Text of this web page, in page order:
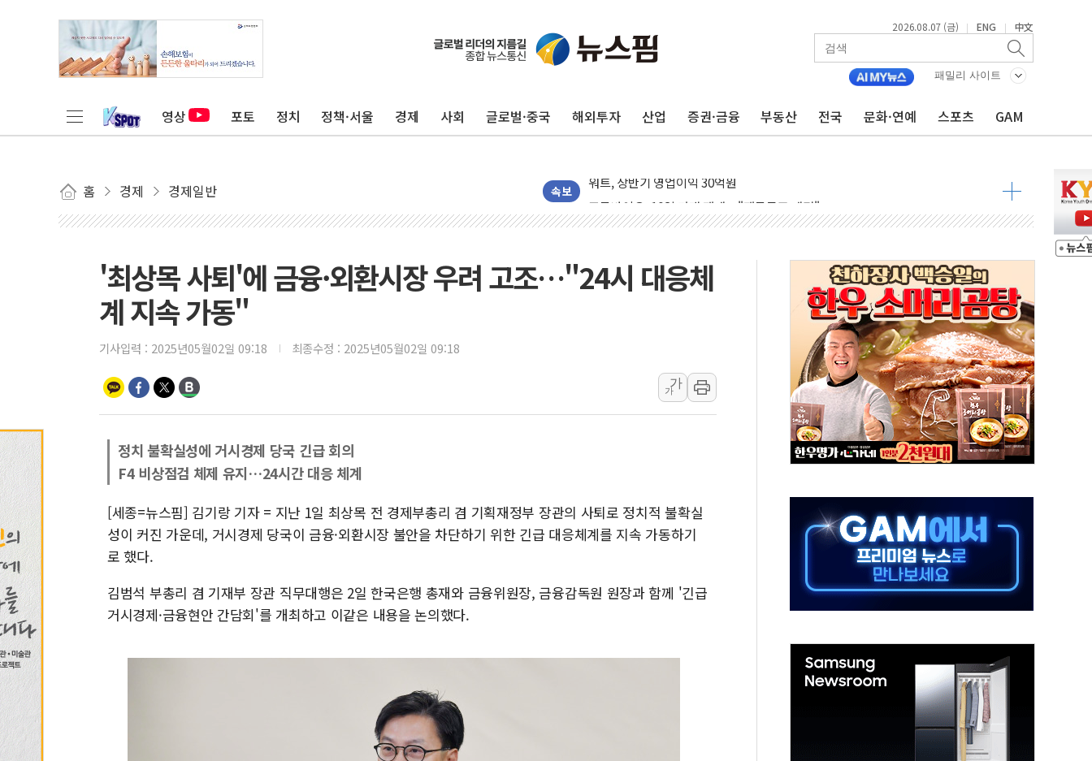
2026.08.07 (금) | ENG | 中文
패밀리 사이트
영상 포토 정치 정책·서울 경제 사회 글로벌·중국 해외투자 산업 증권·금융 부동산 전국 문화·연예 스포츠 GAM
홈 경제 경제일반 속보
40.2도 찍은 서울 등 폭염중대경보 해제…누적 온열질환자 2872명
"文정부 악몽 재현 안돼"...李 부동산 세제안에 與 내부서 '총선·대선 직격탄' 우려
李대통령, 호우 피해 경북 안동·의성 특별재난지역 선포
'변기 수리' 집주인에게 흉기 휘두른 30대 세입자…경찰, 현행범 체포
프롬바이오, 10일 거래 재개…"재무구조 개편"
NH농협생명, 농작업 중 온열질환 보장…폭염기 신속 보상 강화
랩지노믹스 "디엑솜과 美 암 진단 분야 독점 라이선스 계약"
보로노이, 폐암 치료제 'VRN11' 캐나다 IND 신청
푸본현대생명, 육군 3군단과 군 장병 금융교육·전역 지원 협약
교보생명, '교보K-맞춤건강보험' 6개월 배타적사용권 획득
벼랑 끝 선 '동전주' 무더기 상폐 위기…관리종목 우려 지정예고 총 63개
1순위보다 낮은 특별공급 경쟁률… 실수요자 관심
컴투스 '제우스: 오만의 신' 26일 출시, 유저의 캐릭터가 AI로 플레이한다
네이버 클립, 시청 만으로 혜택 얻는 피드코인 이벤트 진행
서울 재건축·재개발 정상화시 5년 내 9만가구 순증...이주 대란도 제한적
KDB생명 본입찰 3파전…한화·흥국·한투 참여
'최상목 사퇴'에 금융·외환시장 우려 고조…"24시 대응체
계 지속 가동"
기사입력 : 2025년05월02일 09:18 최종수정 : 2025년05월02일 09:18
가
가
정치 불확실성에 거시경제 당국 긴급 회의
F4 비상점검 체제 유지…24시간 대응 체계
[세종=뉴스핌] 김기랑 기자 = 지난 1일 최상목 전 경제부총리 겸 기획재정부 장관의 사퇴로 정치적 불확실
성이 커진 가운데, 거시경제 당국이 금융·외환시장 불안을 차단하기 위한 긴급 대응체계를 지속 가동하기
로 했다.
김범석 부총리 겸 기재부 장관 직무대행은 2일 한국은행 총재와 금융위원장, 금융감독원 원장과 함께 '긴급
거시경제·금융현안 간담회'를 개최하고 이같은 내용을 논의했다.